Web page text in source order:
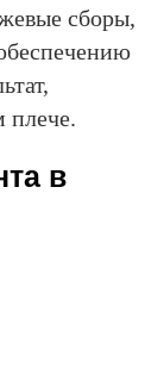
сборы,
плече.
в